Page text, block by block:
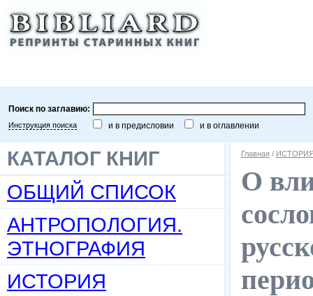
Поиск по заглавию:
Инструкция поиска и в предисловии и в оглавлении
КАТАЛОГ КНИГ
ОБЩИЙ СПИСОК
АНТРОПОЛОГИЯ.
ЭТНОГРАФИЯ
ИСТОРИЯ
Главная /
О